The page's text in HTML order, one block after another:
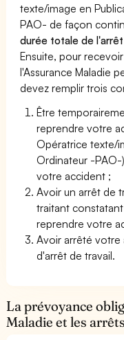
texte/image en
PAO- de façon
durée totale de
Ensuite, pour
l'Assurance Maladie
devez remplir trois
Être
reprendre votre
Opératrice texte/
Ordinateur -
votre accident ;
Avoir un arrêt de
traitant
reprendre votre
Avoir arrêté
d'arrêt de travail.
La prévoyance
Maladie et les